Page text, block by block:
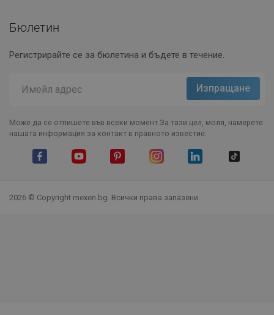
Бюлетин
Регистрирайте се за бюлетина и бъдете в течение.
Може да се отпишете във всеки момент.За тази цел, моля, намерете
нашата информация за контакт в правното известие.
2026 © Copyright mexen.bg. Всички права запазени.